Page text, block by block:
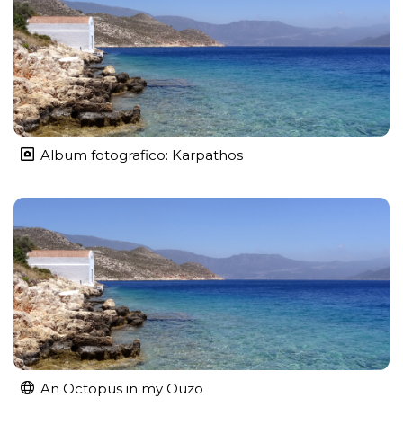
Album fotografico: Karpathos
An Octopus in my Ouzo